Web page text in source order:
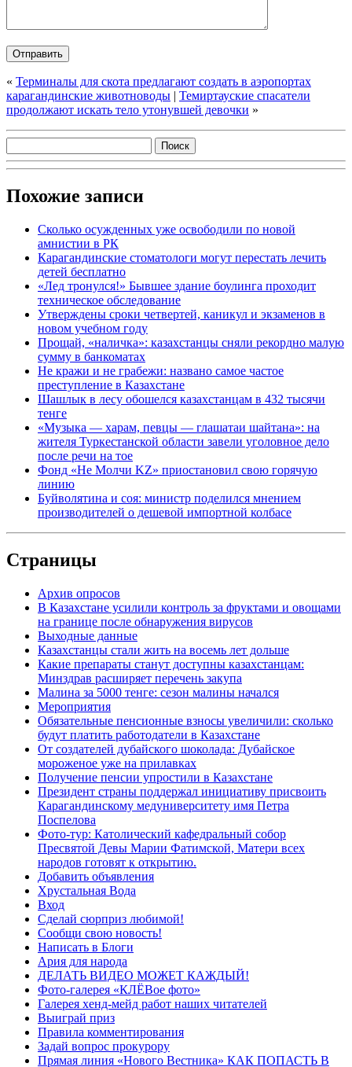
« Терминалы для скота предлагают создать в аэропортах
карагандинские животноводы | Темиртауские спасатели
продолжают искать тело утонувшей девочки »
Похожие записи
Сколько осужденных уже освободили по новой
амнистии в РК
Карагандинские стоматологи могут перестать лечить
детей бесплатно
«Лед тронулся!» Бывшее здание боулинга проходит
техническое обследование
Утверждены сроки четвертей, каникул и экзаменов в
новом учебном году
Прощай, «наличка»: казахстанцы сняли рекордно малую
сумму в банкоматах
Не кражи и не грабежи: названо самое частое
преступление в Казахстане
Шашлык в лесу обошелся казахстанцам в 432 тысячи
тенге
«Музыка — харам, певцы — глашатаи шайтана»: на
жителя Туркестанской области завели уголовное дело
после речи на тое
Фонд «Не Молчи KZ» приостановил свою горячую
линию
Буйволятина и соя: министр поделился мнением
производителей о дешевой импортной колбасе
Страницы
Архив опросов
В Казахстане усилили контроль за фруктами и овощами
на границе после обнаружения вирусов
Выходные данные
Казахстанцы стали жить на восемь лет дольше
Какие препараты станут доступны казахстанцам:
Минздрав расширяет перечень закупа
Малина за 5000 тенге: сезон малины начался
Мероприятия
Обязательные пенсионные взносы увеличили: сколько
будут платить работодатели в Казахстане
От создателей дубайского шоколада: Дубайское
мороженое уже на прилавках
Получение пенсии упростили в Казахстане
Президент страны поддержал инициативу присвоить
Карагандинскому медуниверситету имя Петра
Поспелова
Фото-тур: Католический кафедральный собор
Пресвятой Девы Марии Фатимской, Матери всех
народов готовят к открытию.
Добавить объявления
Хрустальная Вода
Вход
Сделай сюрприз любимой!
Сообщи свою новость!
Написать в Блоги
Ария для народа
ДЕЛАТЬ ВИДЕО МОЖЕТ КАЖДЫЙ!
Фото-галерея «КЛЁВое фото»
Галерея хенд-мейд работ наших читателей
Выиграй приз
Правила комментирования
Задай вопрос прокурору
Прямая линия «Нового Вестника» КАК ПОПАСТЬ В